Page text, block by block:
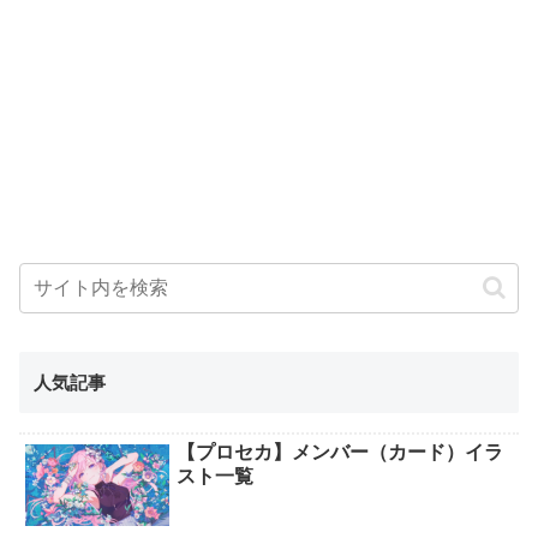
人気記事
【プロセカ】メンバー（カード）イラ
スト一覧